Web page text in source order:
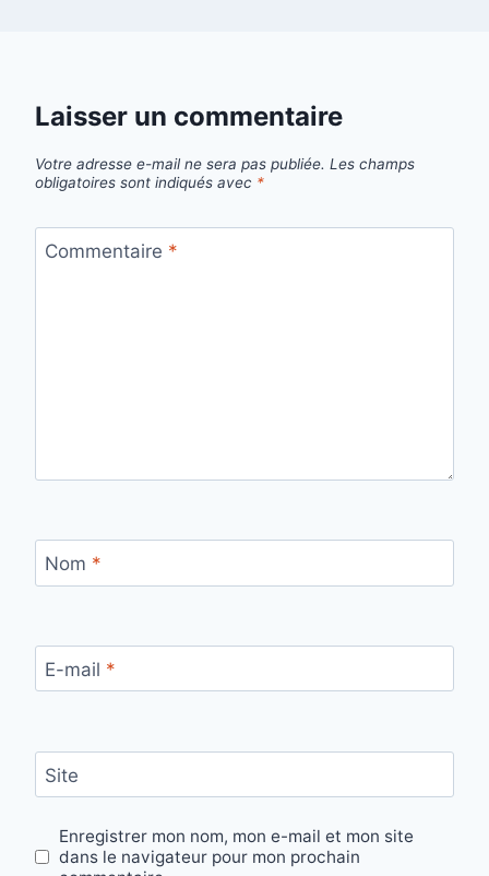
Laisser un commentaire
Votre adresse e-mail ne sera pas publiée. Les champs
obligatoires sont indiqués avec *
Commentaire *
Nom *
E-mail *
Site
Enregistrer mon nom, mon e-mail et mon site
dans le navigateur pour mon prochain